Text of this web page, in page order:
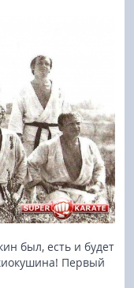
был, есть и будет
Первый